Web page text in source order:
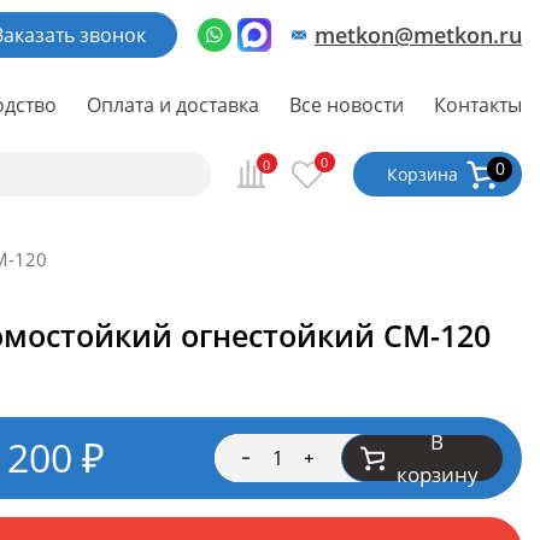
звонок metkon@metkon.ru
Оплата и доставка Все новости Контакты
0 0 Корзина 0
120
огнестойкий СМ-120
₽
В
корзину